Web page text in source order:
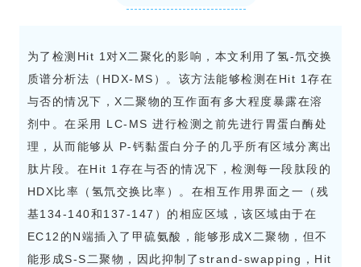
为了检测Hit 1对X二聚化的影响，本文利用了氢-氘交换
质谱分析法（HDX-MS）。该方法能够检测在Hit 1存在
与否的情况下，X二聚物的互作面有多大程度暴露在溶
剂中。在采用 LC-MS 进行检测之前先进行胃蛋白酶处
理，从而能够从 P-钙黏蛋白分子的几乎所有区域分离出
肽片段。在Hit 1存在与否的情况下，检测每一段肽段的
HDX比率（氢氘交换比率）。在相互作用界面之一（残
基134-140和137-147）的相应区域，该区域由于在
EC12的N端插入了甲硫氨酸，能够形成X二聚物，但不
能形成S-S二聚物，因此抑制了strand-swapping，Hit